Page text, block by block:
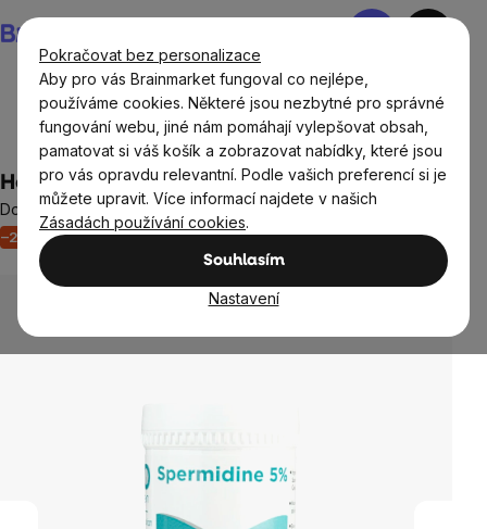
Pokračovat bez personalizace
Aby pro vás Brainmarket fungoval co nejlépe,
používáme cookies. Některé jsou nezbytné pro správné
fungování webu, jiné nám pomáhají vylepšovat obsah,
pamatovat si váš košík a zobrazovat nabídky, které jsou
pro vás opravdu relevantní. Podle vašich preferencí si je
můžete upravit. Více informací najdete v našich
Zásadách používání cookies.
Souhlasím
Nastavení
na
obsah
Nákupní
Cíle Longevity
Hansen Spermidine, prášek, 10 g
Doplněk stravy
–27 % AkceVýprodej
hodnocení
produktu
0,0
z
Neohodnoceno